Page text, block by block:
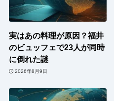
実はあの料理が原因？福井
のビュッフェで23人が同時
に倒れた謎
2026年8月9日